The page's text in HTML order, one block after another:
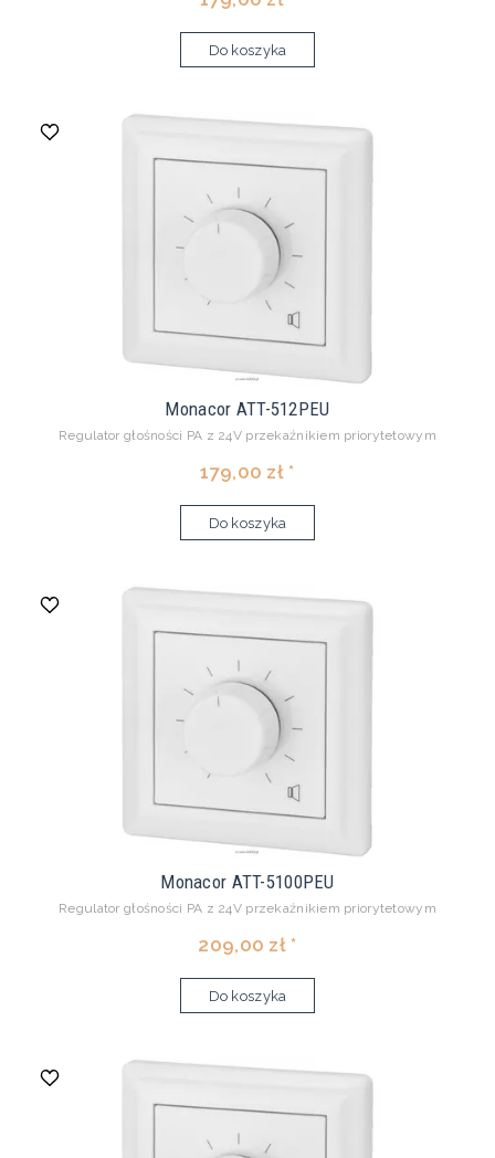
Do koszyka
Monacor ATT-512PEU
Regulator głośności PA z 24V przekaźnikiem priorytetowym
179,00 zł *
Do koszyka
Monacor ATT-5100PEU
Regulator głośności PA z 24V przekaźnikiem priorytetowym
209,00 zł *
Do koszyka